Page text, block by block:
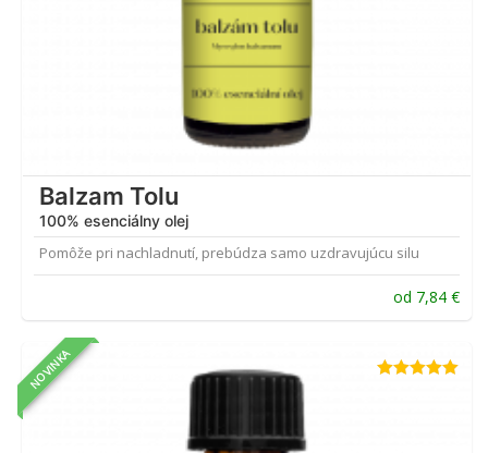
Balzam Tolu
100% esenciálny olej
Pomôže pri nachladnutí, prebúdza samo uzdravujúcu silu
od 7,84 €
NOVINKA